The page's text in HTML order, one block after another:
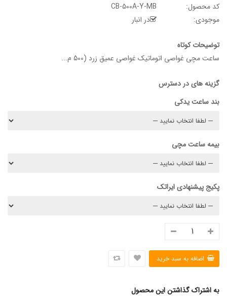
کد محصول:
موجودی:
در انبار
توضیحات کوتاه
ساعت مچی غواصی اتوماتیک غواصی عمیق زرد (500 م...
گزینه های در دسترس
بند ساعت یدکی
بیمه ساعت مچی
پکیج پیشنهادی ایراتک
به اشتراک گذاشتن این محصول